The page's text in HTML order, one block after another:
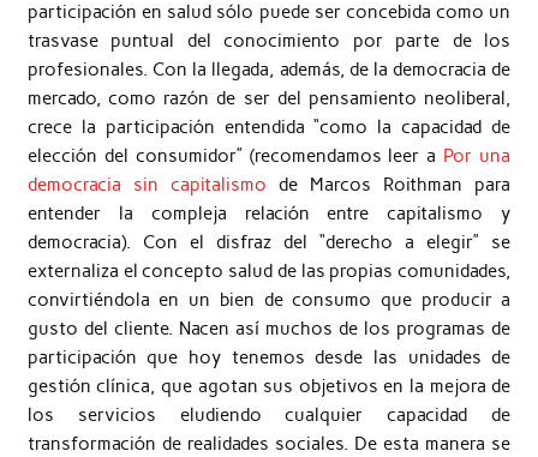
participación en salud sólo puede ser concebida como un
trasvase puntual del conocimiento por parte de los
profesionales. Con la llegada, además, de la democracia de
mercado, como razón de ser del pensamiento neoliberal,
crece la participación entendida “como la capacidad de
elección del consumidor” (recomendamos leer a Por una
democracia sin capitalismo de Marcos Roithman para
entender la compleja relación entre capitalismo y
democracia). Con el disfraz del “derecho a elegir” se
externaliza el concepto salud de las propias comunidades,
convirtiéndola en un bien de consumo que producir a
gusto del cliente. Nacen así muchos de los programas de
participación que hoy tenemos desde las unidades de
gestión clínica, que agotan sus objetivos en la mejora de
los servicios eludiendo cualquier capacidad de
transformación de realidades sociales. De esta manera se